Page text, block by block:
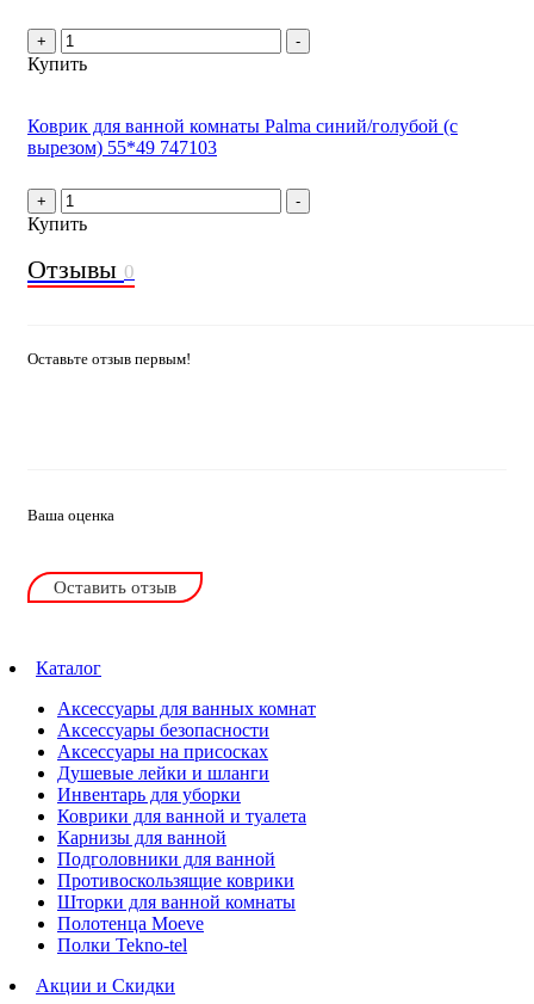
+ -
Купить
Коврик для ванной комнаты Palma синий/голубой (с
вырезом) 55*49 747103
+ -
Купить
Отзывы 0
Оставьте отзыв первым!
Ваша оценка
Оставить отзыв
Каталог
Аксессуары для ванных комнат
Аксессуары безопасности
Аксессуары на присосках
Душевые лейки и шланги
Инвентарь для уборки
Коврики для ванной и туалета
Карнизы для ванной
Подголовники для ванной
Противоскользящие коврики
Шторки для ванной комнаты
Полотенца Moeve
Полки Tekno-tel
Акции и Скидки